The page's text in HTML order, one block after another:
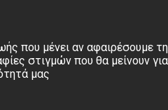
που μένει αν αφαιρέσουμε
στιγμών που θα μείνουν
μας